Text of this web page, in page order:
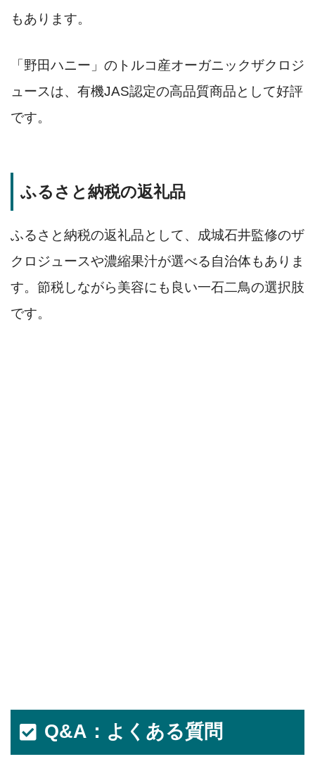
もあります。
「野田ハニー」のトルコ産オーガニックザクロジ
ュースは、有機JAS認定の高品質商品として好評
です。
ふるさと納税の返礼品
ふるさと納税の返礼品として、成城石井監修のザ
クロジュースや濃縮果汁が選べる自治体もありま
す。節税しながら美容にも良い一石二鳥の選択肢
です。
Q&A：よくある質問